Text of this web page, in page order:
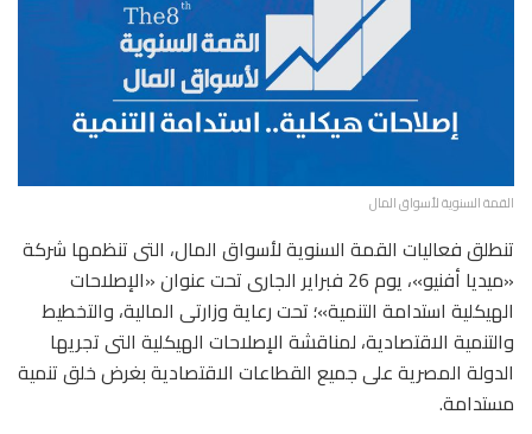
القمة السنوية لأسواق المال
تنطلق فعاليات القمة السنوية لأسواق المال، التى تنظمها شركة
«ميديا أفنيو»، يوم 26 فبراير الجارى تحت عنوان «الإصلاحات
الهيكلية استدامة التنمية»؛ تحت رعاية وزارتى المالية، والتخطيط
والتنمية الاقتصادية، لمناقشة الإصلاحات الهيكلية التى تجريها
الدولة المصرية على جميع القطاعات الاقتصادية بغرض خلق تنمية
مستدامة.